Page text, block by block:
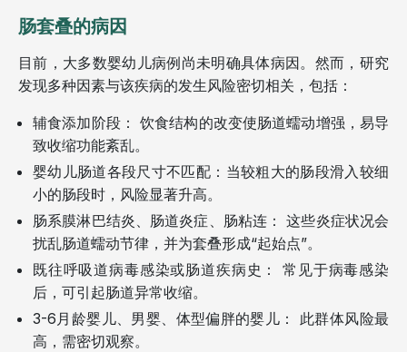
肠套叠的病因
目前，大多数婴幼儿病例尚未明确具体病因。然而，研究
发现多种因素与该疾病的发生风险密切相关，包括：
辅食添加阶段： 饮食结构的改变使肠道蠕动增强，易导
致收缩功能紊乱。
婴幼儿肠道各段尺寸不匹配：当较粗大的肠段滑入较细
小的肠段时，风险显著升高。
肠系膜淋巴结炎、肠道炎症、肠粘连： 这些炎症状况会
扰乱肠道蠕动节律，并为套叠形成“起始点”。
既往呼吸道病毒感染或肠道疾病史： 常见于病毒感染
后，可引起肠道异常收缩。
3-6月龄婴儿、男婴、体型偏胖的婴儿： 此群体风险最
高，需密切观察。